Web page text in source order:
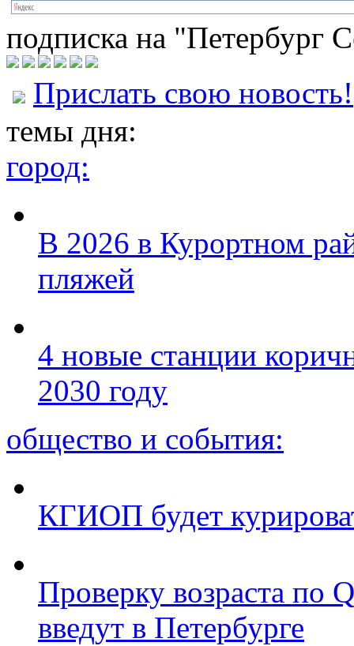
подписка на "Петербург
Прислать свою новость!
темы дня:
город:
В 2026 в Курортном
пляжей
4 новые станции
2030 году
общество и события:
КГИОП будет
Проверку возраста по
введут в Петербурге